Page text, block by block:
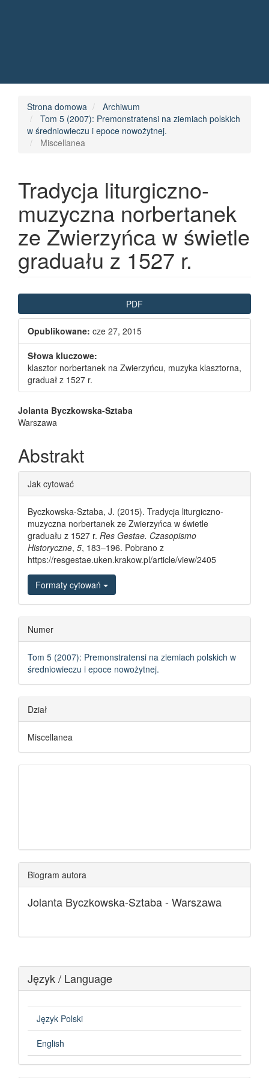
Main Content
Strona domowa
Archiwum
Tom 5 (2007): Premonstratensi na ziemiach polskich
w średniowieczu i epoce nowożytnej.
Miscellanea
Tradycja liturgiczno-
muzyczna norbertanek
ze Zwierzyńca w świetle
graduału z 1527 r.
Article Sidebar
PDF
Opublikowane: cze 27, 2015
Słowa kluczowe:
klasztor norbertanek na Zwierzyńcu, muzyka klasztorna,
graduał z 1527 r.
Main Article Content
Jolanta Byczkowska-Sztaba
Warszawa
Abstrakt
Article Details
Jak cytować
Byczkowska-Sztaba, J. (2015). Tradycja liturgiczno-
muzyczna norbertanek ze Zwierzyńca w świetle
graduału z 1527 r. Res Gestae. Czasopismo
Historyczne, 5, 183–196. Pobrano z
https://resgestae.uken.krakow.pl/article/view/2405
Formaty cytowań
Numer
Tom 5 (2007): Premonstratensi na ziemiach polskich w
średniowieczu i epoce nowożytnej.
Dział
Miscellanea
Biogram autora
Jolanta Byczkowska-Sztaba - Warszawa
Język / Language
Język Polski
English